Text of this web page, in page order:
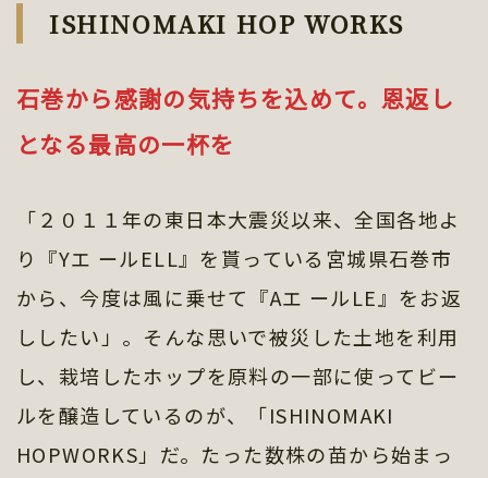
ISHINOMAKI HOP WORKS
石巻から感謝の気持ちを込めて。恩返し
となる最高の一杯を
「２０１１年の東日本大震災以来、全国各地よ
り『Yエ ールELL』を貰っている宮城県石巻市
から、今度は風に乗せて『Aエ ールLE』をお返
ししたい」。そんな思いで被災した土地を利用
し、栽培したホップを原料の一部に使ってビー
ルを醸造しているのが、「ISHINOMAKI
HOPWORKS」だ。たった数株の苗から始まっ